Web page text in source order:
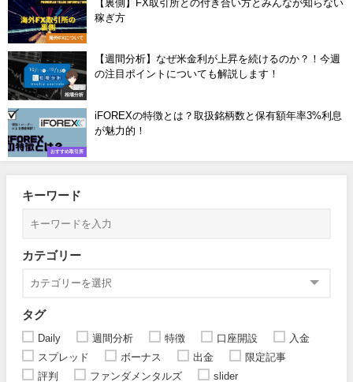
海外FXについて
【裏側】FX取引所との付き合い方とみんなが知らない
稼ぎ方
相場分析
【週間分析】なぜ米金利が上昇を続けるのか？！今週
の注目ポイントについても解説します！
おすすめ取引所
iFOREXの特徴とは？取扱銘柄数と保有額年率3%利息
が魅力的！
キーワード
カテゴリー
タグ
Daily 週間分析 特徴 口座開設
入金
スプレッド
ボーナス 出金
限定記事
評判
ファンダメンタルズ slider